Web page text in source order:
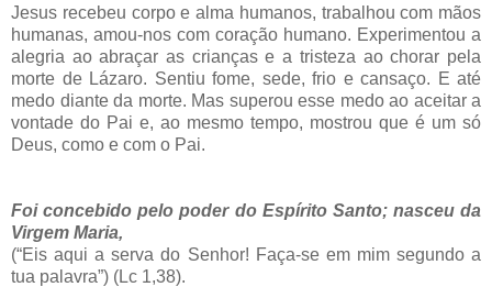
Jesus recebeu corpo e alma humanos, trabalhou com mãos
humanas, amou-nos com coração humano. Experimentou a
alegria ao abraçar as crianças e a tristeza ao chorar pela
morte de Lázaro. Sentiu fome, sede, frio e cansaço. E até
medo diante da morte. Mas superou esse medo ao aceitar a
vontade do Pai e, ao mesmo tempo, mostrou que é um só
Deus, como e com o Pai.
Foi concebido pelo poder do Espírito Santo; nasceu da
Virgem Maria,
(“Eis aqui a serva do Senhor! Faça-se em mim segundo a
tua palavra”) (Lc 1,38).